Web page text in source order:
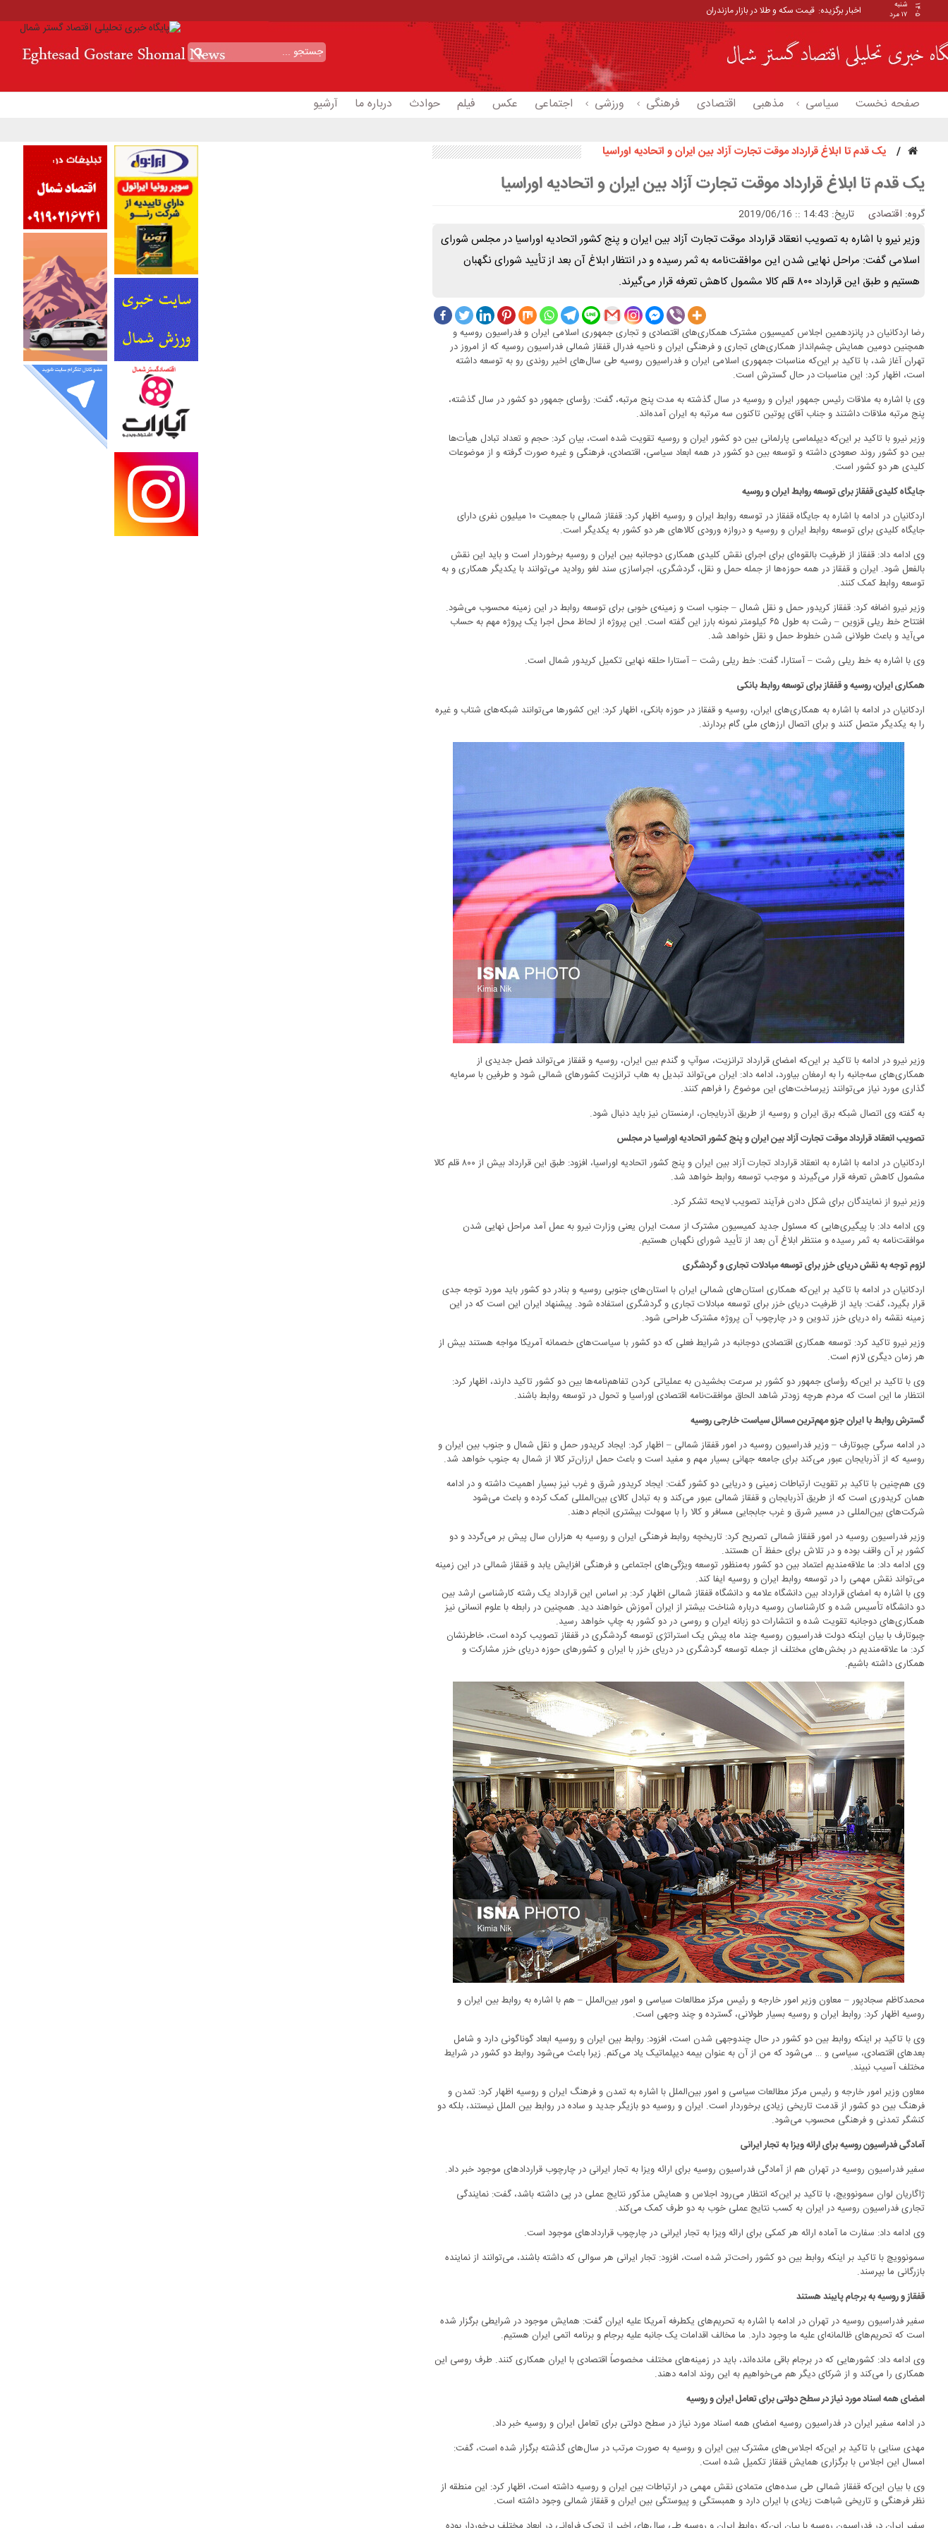
۱۴۰۵
شنبه
۱۷ مرد
اخبار برگزیده: _
صفحه نخست سیاسی مذهبی اقتصادی فرهنگی ورزشی اجتماعی عکس فیلم حوادث درباره ما آرشیو
یک قدم تا ابلاغ قرارداد موقت تجارت آزاد بین ایران و اتحادیه اوراسیا
یک قدم تا ابلاغ قرارداد موقت تجارت آزاد بین ایران و اتحادیه اوراسیا
گروه: اقتصادی تاریخ: 14:43 :: 2019/06/16
وزیر نیرو با اشاره به تصویب انعقاد قرارداد موقت تجارت آزاد بین ایران و پنج کشور اتحادیه اوراسیا در مجلس شورای
اسلامی گفت: مراحل نهایی شدن این موافقت‌نامه به ثمر رسیده و در انتظار ابلاغ آن بعد از تأیید شورای نگهبان
هستیم و طبق این قرارداد ۸۰۰ قلم کالا مشمول کاهش تعرفه قرار می‌گیرند.
رضا اردکانیان در پانزدهمین اجلاس کمیسیون مشترک همکاری‌های اقتصادی و تجاری جمهوری اسلامی ایران و فدراسیون روسیه و
همچنین دومین همایش چشم‌انداز همکاری‌های تجاری و فرهنگی ایران و ناحیه فدرال قفقاز شمالی فدراسیون روسیه که از امروز در
تهران آغاز شد، با تاکید بر این‌که مناسبات جمهوری اسلامی ایران و فدراسیون روسیه طی سال‌های اخیر روندی رو به توسعه داشته
است، اظهار کرد: این مناسبات در حال گسترش است.
وی با اشاره به ملاقات رئیس جمهور ایران و روسیه در سال گذشته به مدت پنج مرتبه، گفت: رؤسای جمهور دو کشور در سال گذشته،
پنج مرتبه ملاقات داشتند و جناب آقای پوتین تاکنون سه مرتبه به ایران آمده‌اند.
وزیر نیرو با تاکید بر این‌که دیپلماسی پارلمانی بین دو کشور ایران و روسیه تقویت شده است، بیان کرد: حجم و تعداد تبادل هیأت‌ها
بین دو کشور روند صعودی داشته و توسعه بین دو کشور در همه ابعاد سیاسی، اقتصادی، فرهنگی و غیره صورت گرفته و از موضوعات
کلیدی هر دو کشور است.
جایگاه کلیدی قفقاز برای توسعه روابط ایران و روسیه
اردکانیان در ادامه با اشاره به جایگاه قفقاز در توسعه روابط ایران و روسیه اظهار کرد: قفقاز شمالی با جمعیت ۱۰ میلیون نفری دارای
جایگاه کلیدی برای توسعه روابط ایران و روسیه و دروازه ورودی کالاهای هر دو کشور به یکدیگر است.
وی ادامه داد: قفقاز از ظرفیت بالقوه‌ای برای اجرای نقش کلیدی همکاری دوجانبه بین ایران و روسیه برخوردار است و باید این نقش
بالفعل شود. ایران و قفقاز در همه حوزه‌ها از جمله حمل و نقل، گردشگری، اجراسازی سند لغو روادید می‌توانند با یکدیگر همکاری و به
توسعه روابط کمک کنند.
وزیر نیرو اضافه کرد: قفقاز کریدور حمل و نقل شمال – جنوب است و زمینه‌ی خوبی برای توسعه روابط در این زمینه محسوب می‌شود.
افتتاح خط ریلی قزوین – رشت به طول ۶۵ کیلومتر نمونه بارز این گفته است. این پروژه از لحاظ محل اجرا یک پروژه مهم به حساب
می‌آید و باعث طولانی شدن خطوط حمل و نقل خواهد شد.
وی با اشاره به خط ریلی رشت – آستارا، گفت: خط ریلی رشت – آستارا حلقه نهایی تکمیل کریدور شمال است.
همکاری ایران، روسیه و قفقاز برای توسعه روابط بانکی
اردکانیان در ادامه با اشاره به همکاری‌های ایران، روسیه و قفقاز در حوزه بانکی، اظهار کرد: این کشورها می‌توانند شبکه‌های شتاب و غیره
را به یکدیگر متصل کنند و برای اتصال ارزهای ملی گام بردارند.
وزیر نیرو در ادامه با تاکید بر این‌که امضای قرارداد ترانزیت، سوآپ و گندم بین ایران، روسیه و قفقاز می‌تواند فصل جدیدی از
همکاری‌های سه‌جانبه را به ارمغان بیاورد، ادامه داد: ایران می‌تواند تبدیل به هاب ترانزیت کشورهای شمالی شود و طرفین با سرمایه
گذاری مورد نیاز می‌توانند زیرساخت‌های این موضوع را فراهم کنند.
به گفته وی اتصال شبکه برق ایران و روسیه از طریق آذربایجان، ارمنستان نیز باید دنبال شود.
تصویب انعقاد قرارداد موقت تجارت آزاد بین ایران و پنج کشور اتحادیه اوراسیا در مجلس
اردکانیان در ادامه با اشاره به انعقاد قرارداد تجارت آزاد بین ایران و پنج کشور اتحادیه اوراسیا، افزود: طبق این قرارداد بیش از ۸۰۰ قلم کالا
مشمول کاهش تعرفه قرار می‌گیرند و موجب توسعه روابط خواهد شد.
وزیر نیرو از نمایندگان برای شکل دادن فرآیند تصویب لایحه تشکر کرد.
وی ادامه داد: با پیگیری‌هایی که مسئول جدید کمیسیون مشترک از سمت ایران یعنی وزارت نیرو به عمل آمد مراحل نهایی شدن
موافقت‌نامه به ثمر رسیده و منتظر ابلاغ آن بعد از تأیید شورای نگهبان هستیم.
لزوم توجه به نقش دریای خزر برای توسعه مبادلات تجاری و گردشگری
اردکانیان در ادامه با تاکید بر این‌که همکاری استان‌های شمالی ایران با استان‌های جنوبی روسیه و بنادر دو کشور باید مورد توجه جدی
قرار بگیرد، گفت: باید از ظرفیت دریای خزر برای توسعه مبادلات تجاری و گردشگری استفاده شود. پیشنهاد ایران این است که در این
زمینه نقشه راه دریای خزر تدوین و در چارچوب آن پروژه مشترک طراحی شود.
وزیر نیرو تاکید کرد: توسعه همکاری اقتصادی دوجانبه در شرایط فعلی که دو کشور با سیاست‌های خصمانه آمریکا مواجه هستند بیش از
هر زمان دیگری لازم است.
وی با تاکید بر این‌که رؤسای جمهور دو کشور بر سرعت بخشیدن به عملیاتی کردن تفاهم‌نامه‌ها بین دو کشور تاکید دارند، اظهار کرد:
انتظار ما این است که مردم هرچه زودتر شاهد الحاق موافقت‌نامه اقتصادی اوراسیا و تحول در توسعه روابط باشند.
گسترش روابط با ایران جزو مهم‌ترین مسائل سیاست خارجی روسیه
در ادامه سرگی چبوتارف – وزیر فدراسیون روسیه در امور قفقاز شمالی – اظهار کرد: ایجاد کریدور حمل و نقل شمال و جنوب بین ایران و
روسیه که از آذربایجان عبور می‌کند برای جامعه جهانی بسیار مهم و مفید است و باعث حمل ارزان‌تر کالا از شمال به جنوب خواهد شد.
وی هم‌چنین با تاکید بر تقویت ارتباطات زمینی و دریایی دو کشور گفت: ایجاد کریدور شرق و غرب نیز بسیار اهمیت داشته و در ادامه
همان کریدوری است که از طریق آذربایجان و قفقاز شمالی عبور می‌کند و به تبادل کالای بین‌المللی کمک کرده و باعث می‌شود
شرکت‌های بین‌المللی در مسیر شرق و غرب جابجایی مسافر و کالا را با سهولت بیشتری انجام دهند.
وزیر فدراسیون روسیه در امور قفقاز شمالی تصریح کرد: تاریخچه روابط فرهنگی ایران و روسیه به هزاران سال پیش بر می‌گردد و دو
کشور بر آن واقف بوده و در تلاش برای حفظ آن هستند.
وی ادامه داد: ما علاقه‌مندیم اعتماد بین دو کشور به‌منظور توسعه ویژگی‌های اجتماعی و فرهنگی افزایش یابد و قفقاز شمالی در این زمینه
می‌تواند نقش مهمی را در توسعه روابط ایران و روسیه ایفا کند.
وی با اشاره به امضای قرارداد بین دانشگاه علامه و دانشگاه قفقاز شمالی اظهار کرد: بر اساس این قرارداد یک رشته کارشناسی ارشد بین
دو دانشگاه تأسیس شده و کارشناسان روسیه درباره شناخت بیشتر از ایران آموزش خواهند دید. همچنین در رابطه با علوم انسانی نیز
همکاری‌های دوجانبه تقویت شده و انتشارات دو زبانه ایران و روسی در دو کشور به چاپ خواهد رسید.
چبوتارف با بیان اینکه دولت فدراسیون روسیه چند ماه پیش یک استراتژی توسعه گردشگری در قفقاز تصویب کرده است، خاطرنشان
کرد: ما علاقه‌مندیم در بخش‌های مختلف از جمله توسعه گردشگری در دریای خزر با ایران و کشورهای حوزه دریای خزر مشارکت و
همکاری داشته باشیم.
محمدکاظم سجادپور – معاون وزیر امور خارجه و رئیس مرکز مطالعات سیاسی و امور بین‌الملل – هم با اشاره به روابط بین ایران و
روسیه اظهار کرد: روابط ایران و روسیه بسیار طولانی، گسترده و چند وجهی است.
وی با تاکید بر اینکه روابط بین دو کشور در حال چندوجهی شدن است، افزود: روابط بین ایران و روسیه ابعاد گوناگونی دارد و شامل
بعدهای اقتصادی، سیاسی و … می‌شود که من از آن به عنوان بیمه دیپلماتیک یاد می‌کنم. زیرا باعث می‌شود روابط دو کشور در شرایط
مختلف آسیب نبیند.
معاون وزیر امور خارجه و رئیس مرکز مطالعات سیاسی و امور بین‌الملل با اشاره به تمدن و فرهنگ ایران و روسیه اظهار کرد: تمدن و
فرهنگ بین دو کشور از قدمت تاریخی زیادی برخوردار است. ایران و روسیه دو بازیگر جدید و ساده در روابط بین الملل نیستند، بلکه دو
کنشگر تمدنی و فرهنگی محسوب می‌شود.
آمادگی فدراسیون روسیه برای ارائه ویزا به تجار ایرانی
سفیر فدراسیون روسیه در تهران هم از آمادگی فدراسیون روسیه برای ارائه ویزا به تجار ایرانی در چارچوب قراردادهای موجود خبر داد.
ژاگاریان لوان سمونوویچ، با تاکید بر این‌که انتظار می‌رود اجلاس و همایش مذکور نتایج عملی در پی داشته باشد، گفت: نمایندگی
تجاری فدراسیون روسیه در ایران به کسب نتایج عملی خوب به دو طرف کمک می‌کند.
وی ادامه داد: سفارت ما آماده ارائه هر کمکی برای ارائه ویزا به تجار ایرانی در چارچوب قراردادهای موجود است.
سمونوویچ با تاکید بر اینکه روابط بین دو کشور راحت‌تر شده است، افزود: تجار ایرانی هر سوالی که داشته باشند، می‌توانند از نماینده
بازرگانی ما بپرسند.
قفقاز و روسیه به برجام پایبند هستند
سفیر فدراسیون روسیه در تهران در ادامه با اشاره به تحریم‌های یکطرفه آمریکا علیه ایران گفت: همایش موجود در شرایطی برگزار شده
است که تحریم‌های ظالمانه‌ای علیه ما وجود دارد. ما مخالف اقدامات یک جانبه علیه برجام و برنامه اتمی ایران هستیم.
وی ادامه داد: کشورهایی که در برجام باقی مانده‌اند، باید در زمینه‌های مختلف مخصوصاً اقتصادی با ایران همکاری کنند. طرف روسی این
همکاری را می‌کند و از شرکای دیگر هم می‌خواهیم به این روند ادامه دهند.
امضای همه اسناد مورد نیاز در سطح دولتی برای تعامل ایران و روسیه
در ادامه سفیر ایران در فدراسیون روسیه امضای همه اسناد مورد نیاز در سطح دولتی برای تعامل ایران و روسیه خبر داد.
مهدی سنایی با تاکید بر این‌که اجلاس‌های مشترک بین ایران و روسیه به صورت مرتب در سال‌های گذشته برگزار شده است، گفت:
امسال این اجلاس با برگزاری همایش قفقاز تکمیل شده است.
وی با بیان این‌که قفقاز شمالی طی سده‌های متمادی نقش مهمی در ارتباطات بین ایران و روسیه داشته است، اظهار کرد: این منطقه از
نظر فرهنگی و تاریخی شباهت زیادی با ایران دارد و همبستگی و پیوستگی بین ایران و قفقاز شمالی وجود داشته است.